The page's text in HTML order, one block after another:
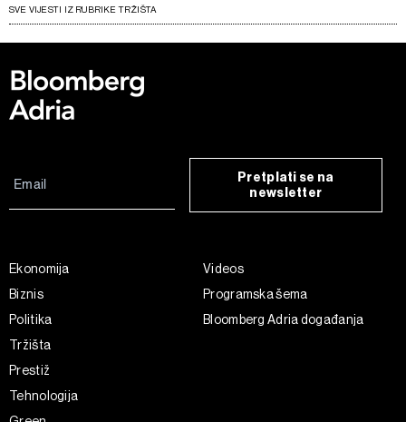
SVE VIJESTI IZ RUBRIKE TRŽIŠTA
Pretplati se na
newsletter
Ekonomija
Biznis
Politika
Tržišta
Prestiž
Tehnologija
Videos
Programska šema
Bloomberg Adria događanja